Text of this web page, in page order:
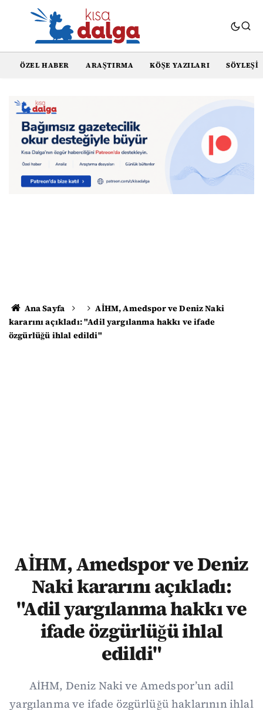
ÖZEL HABER ARAŞTIRMA KÖŞE YAZILARI SÖYLEŞI
Ana Sayfa
AİHM, Amedspor ve Deniz Naki
kararını açıkladı: "Adil yargılanma hakkı ve ifade
özgürlüğü ihlal edildi"
AİHM, Amedspor ve Deniz
Naki kararını açıkladı:
"Adil yargılanma hakkı ve
ifade özgürlüğü ihlal
edildi"
AİHM, Deniz Naki ve Amedspor’un adil
yargılanma ve ifade özgürlüğü haklarının ihlal